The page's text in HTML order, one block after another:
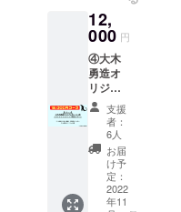
×10㎝を
予定 デ
ザイン
決定
後、画
像を
アップ
しま
す。
チャー
どちら
か） 支
援の際
に、希
望DVD
の作品
名をお
選び下
さい ①
お礼
メッ
セージ
動画 ②
12,
000 円
④大木
勇造オ
リジナ
ルTシャ
ツ １
枚 クラ
ウド
ファン
ディン
グ限定
デザイ
支援
者：
6人
お届
け予
定：
2022
年11